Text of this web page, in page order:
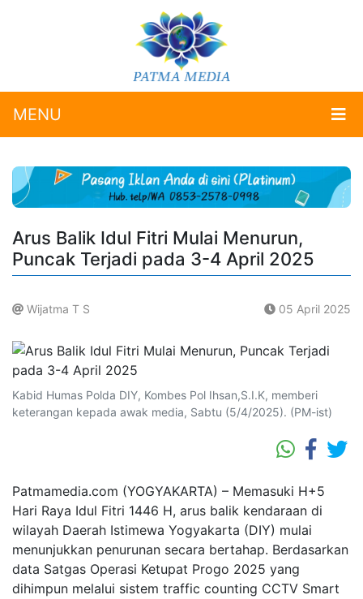
MENU
Arus Balik Idul Fitri Mulai Menurun,
Puncak Terjadi pada 3-4 April 2025
Wijatma T S 05 April 2025
Kabid Humas Polda DIY, Kombes Pol Ihsan,S.I.K, memberi
keterangan kepada awak media, Sabtu (5/4/2025). (PM-ist)
Patmamedia.com (YOGYAKARTA) – Memasuki H+5
Hari Raya Idul Fitri 1446 H, arus balik kendaraan di
wilayah Daerah Istimewa Yogyakarta (DIY) mulai
menunjukkan penurunan secara bertahap. Berdasarkan
data Satgas Operasi Ketupat Progo 2025 yang
dihimpun melalui sistem traffic counting CCTV Smart